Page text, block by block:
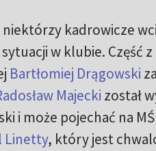
niektórzy kadrowicze
w klubie. Część
Bartłomiej Drągowski
Majecki został
i może pojechać na
Linetty, który jest